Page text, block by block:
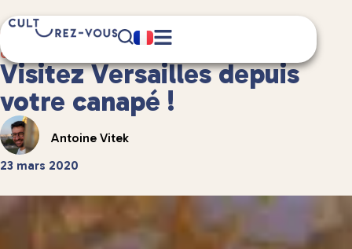
Culture
4 minute(s) de lecture
Visitez Versailles depuis
votre canapé !
Antoine Vitek
23 mars 2020